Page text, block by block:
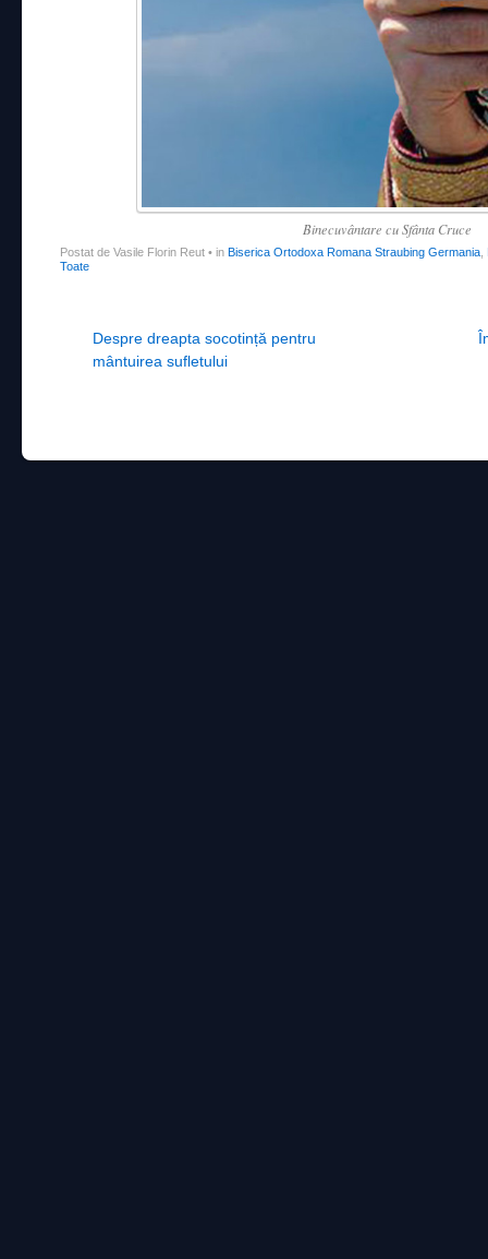
Binecuvântare cu Sfânta Cruce
Postat de Vasile Florin Reut • in Biserica Ortodoxa Romana Straubing Germania
Toate
Post navigation
Despre dreapta socotință pentru
mântuirea sufletului